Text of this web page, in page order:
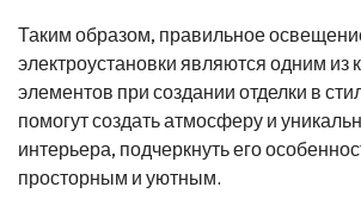
Таким образом, правильное
электроустановки являются одним из
элементов при создании отделки в
помогут создать атмосферу и
интерьера, подчеркнуть его
просторным и уютным.